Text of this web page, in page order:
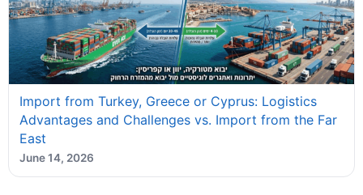
Import from Turkey, Greece or Cyprus: Logistics
Advantages and Challenges vs. Import from the Far
East
June 14, 2026